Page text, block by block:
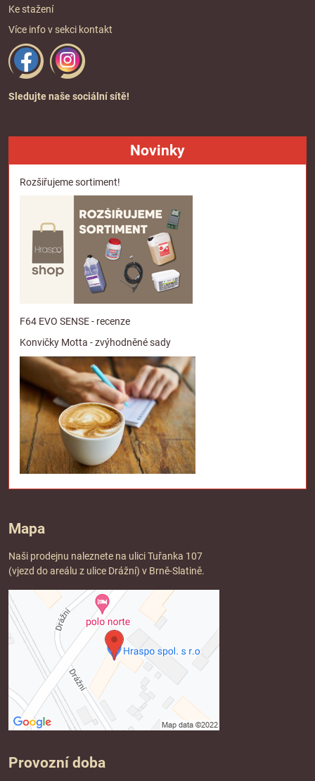
Ke stažení
Více info v sekci kontakt
Sledujte naše sociální sítě!
Novinky
Rozšiřujeme sortiment!
F64 EVO SENSE - recenze
Konvičky Motta - zvýhodněné sady
Mapa
Naši prodejnu naleznete na ulici Tuřanka 107
(vjezd do areálu z ulice Drážní) v Brně-Slatině.
Provozní doba